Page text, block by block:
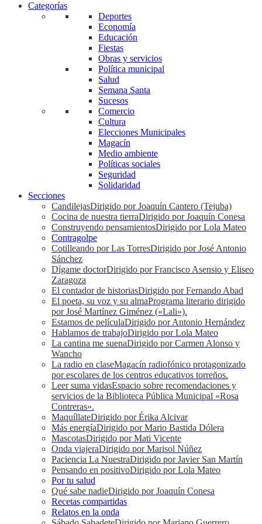
Categorías
Deportes
Economía
Educación
Fiestas
Obras y servicios
Política municipal
Salud
Semana Santa
Sucesos
Comercio
Cultura
Elecciones Municipales
Magacín
Medio ambiente
Políticas sociales
Seguridad
Solidaridad
Secciones
CandilejasDirigido por Joaquín Cantero (Tejuba)
Cocina de nuestra tierraDirigido por Joaquín Conesa
Construyendo pensamientosDirigido por Lola Mateo
Contragolpe
Cotilleando por Las TorresDirigido por José Antonio
Sánchez
Dígame doctorDirigido por Francisco Asensio y Eliseo
Zaragoza
El contador de historiasDirigido por Fernando Abad
El poeta, su voz y su almaPrograma literario dirigido
por José Martínez Giménez («Lali»).
Estamos de películaDirigido por Antonio Hernández
Hablamos de trabajoDirigido por Lola Mateo
La cantina me suenaDirigido por Carmen Alonso y
Wancho
La radio en claseMagacín radiofónico protagonizado
por escolares de los centros educativos torreños.
Leer suma vidasEspacio sobre recomendaciones y
servicios de la Biblioteca Pública Municipal «Rosa
Contreras».
MaquíllateDirigido por Érika Alcivar
Más energíaDirigido por Mario Bastida Dólera
MascotasDirigido por Mati Vicente
Onda viajeraDirigido por Marisol Núñez
Paciencia La NuestraDirigido por Javier San Martín
Pensando en positivoDirigido por Lola Mateo
Por tu salud
Qué sabe nadieDirigido por Joaquín Conesa
Recetas compartidas
Relatos en la onda